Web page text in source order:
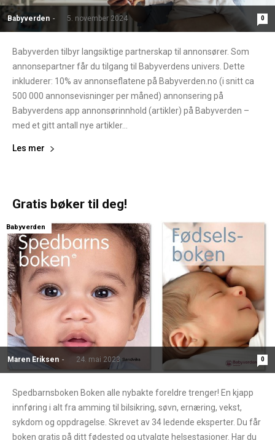
Babyverden - 5. november 2024 0
Babyverden tilbyr langsiktige partnerskap til annonsører. Som
annonsepartner får du tilgang til Babyverdens univers. Dette
inkluderer: 10% av annonseflatene på Babyverden.no (i snitt ca
500 000 annonsevisninger per måned) annonsering på
Babyverdens app annonsørinnhold (artikler) på Babyverden –
med et gitt antall nye artikler...
Les mer
Gratis bøker til deg!
Maren Eriksen - 24. mai 2023 0
Babyverden
Spedbarnsboken Boken alle nybakte foreldre trenger! En kjapp
innføring i alt fra amming til bilsikring, søvn, ernæring, vekst,
sykdom og oppdragelse. Skrevet av 34 ledende eksperter. Du får
boken gratis på ditt fødested og utvalgte helsestasjoner. Har du